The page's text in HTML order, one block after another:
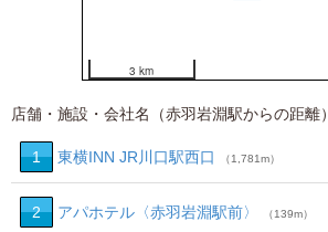
3 km
店舗・施設・会社名（赤羽岩淵駅からの距離）
1 東横INN JR川口駅西口 （1,781m）
2 アパホテル〈赤羽岩淵駅前〉 （139m）